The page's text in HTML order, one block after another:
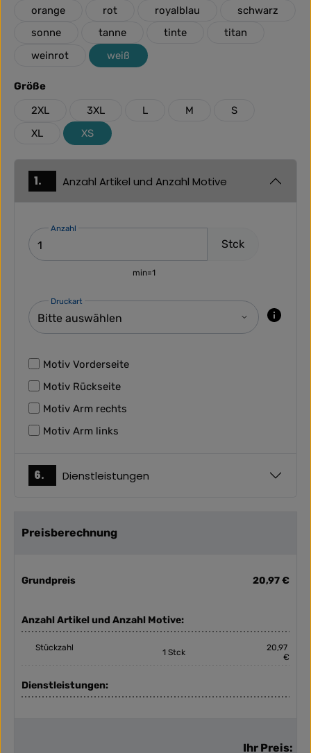
orange
rot royalblau
schwarz
sonne
tanne tinte
titan
weinrot
weiß
Größeauswählen
2XL
3XL L M
S
XL
XS
1. Anzahl Artikel und Anzahl Motive
Anzahl
Stck
min=1
Druckart
Motiv Vorderseite
Motiv Rückseite
Motiv Arm rechts
Motiv Arm links
6. Dienstleistungen
Preisberechnung
Grundpreis 20,97 €
Anzahl Artikel und Anzahl Motive:
Stückzahl 1 Stck
20,97
€
Dienstleistungen:
Ihr Preis: